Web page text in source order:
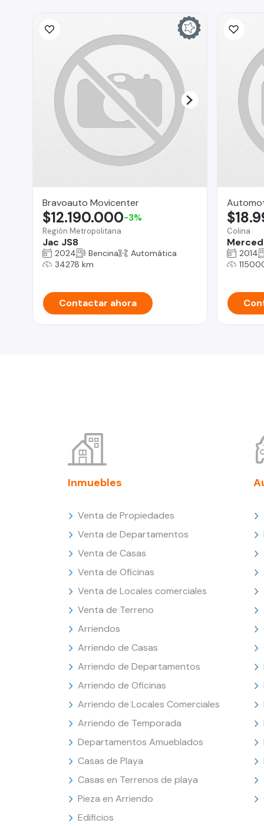
Bravoauto Movicenter
Región Metropolitana
Jac JS8
$12.190.000-3%
2024 Bencina
Automática
34278 km
Contactar ahora
Colina
2014
Inmuebles
Venta de Propiedades
Venta de Departamentos
Venta de Casas
Venta de Oficinas
Venta de Locales comerciales
Venta de Terreno
Arriendos
Arriendo de Casas
Arriendo de Departamentos
Arriendo de Oficinas
Arriendo de Locales Comerciales
Arriendo de Temporada
Departamentos Amueblados
Casas de Playa
Casas en Terrenos de playa
Pieza en Arriendo
Edificios